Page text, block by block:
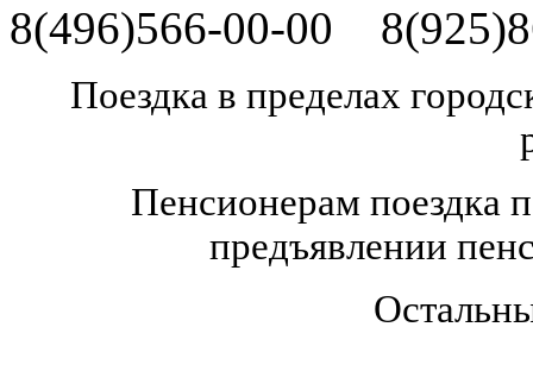
8(496)566-00-00
Поездка в пределах
Пенсионерам поездка
предъявлении